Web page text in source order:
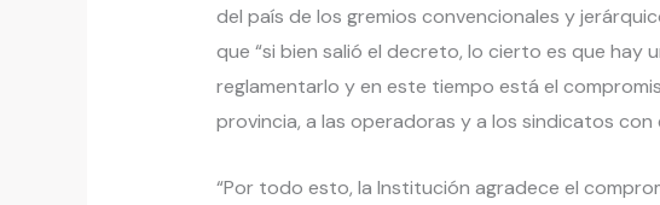
del país de los gremios convencionales y
que “si bien salió el decreto, lo cierto es que hay
reglamentarlo y en este tiempo está el
provincia, a las operadoras y a los sindicatos con
“Por todo esto, la Institución agradece el